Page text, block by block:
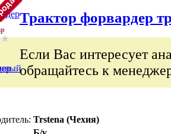
Трактор форвардер
Если Вас интересует
обращайтесь к
Trstena (Чехия)